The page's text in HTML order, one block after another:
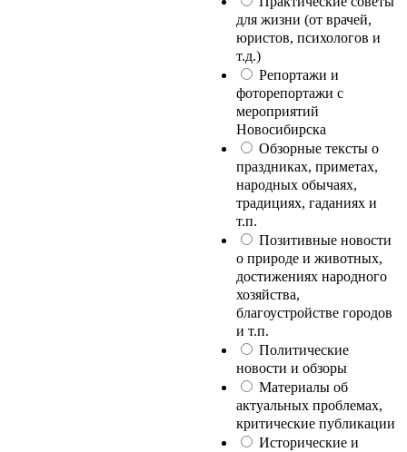
для жизни (от врачей,
юристов, психологов и
т.д.)
Репортажи и
фоторепортажи с
мероприятий
Новосибирска
Обзорные тексты о
праздниках, приметах,
народных обычаях,
традициях, гаданиях и
т.п.
Позитивные новости
о природе и животных,
достижениях народного
хозяйства,
благоустройстве городов
и т.п.
Политические
новости и обзоры
Материалы об
актуальных проблемах,
критические публикации
Исторические и